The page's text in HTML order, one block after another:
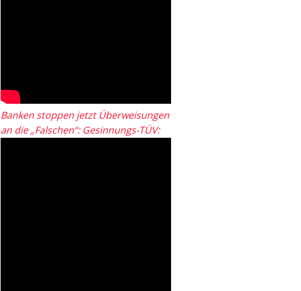
Banken stoppen jetzt Überweisungen
an die „Falschen“: Gesinnungs-TÜV: